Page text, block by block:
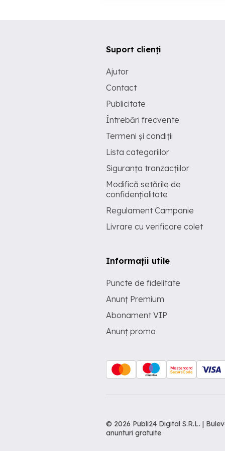
Suport clienți
Ajutor
Contact
Publicitate
Întrebări frecvente
Termeni și condiții
Lista categoriilor
Siguranța tranzacțiilor
Modifică setările de
confidențialitate
Regulament Campanie
Livrare cu verificare colet
Informații utile
Puncte de fidelitate
Anunț Premium
Abonament VIP
Anunț promo
© 2026 Publi24 Digital S.R.L. |
anunturi gratuite